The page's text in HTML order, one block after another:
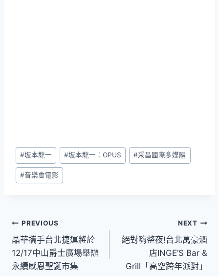
Post
Tags:
#坂本龍一 #坂本龍一：OPUS #采昌國際多媒體
#音樂會電影
文
章
導
PREVIOUS
晶華攜手台北捷運將於
12/17中山爵士廣場舉辦
永續感恩聖誕市集
NEXT
絕對嗨整夜!台北萬豪酒
店INGE’S Bar &
Grill「高空跨年派對」